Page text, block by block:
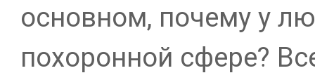
основном, почему у
похоронной сфере?